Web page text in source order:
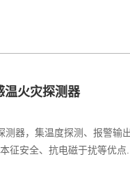
温火灾探测器
器，集温度探测、报警输
征安全、抗电磁于扰等优点...